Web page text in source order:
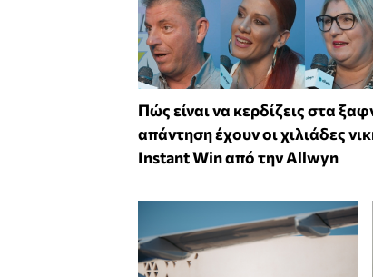
Πώς είναι να κερδίζεις στα
απάντηση έχουν οι χιλιάδες
Instant Win από την Allwyn